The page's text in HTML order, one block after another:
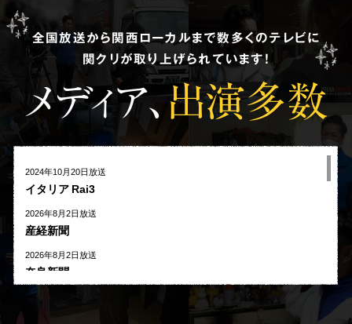
全国放送から関西ローカルまで数多くのテレビに
関クリが取り上げられています!
メディア、出演多数
2024年10月20日放送
イタリア Rai3
2026年8月2日放送
産経新聞
2026年8月2日放送
奈良新聞
2026年8月1日放送